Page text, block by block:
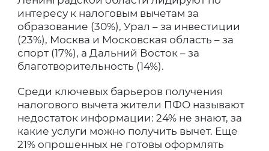
интересу к налоговым вычетам за
образование (30%), Урал – за инвестиции
(23%), Москва и Московская область – за
спорт (17%), а Дальний Восток – за
благотворительность (14%).
Среди ключевых барьеров получения
налогового вычета жители ПФО называют
недостаток информации: 24% не знают, за
какие услуги можно получить вычет. Еще
21% опрошенных не готовы оформлять